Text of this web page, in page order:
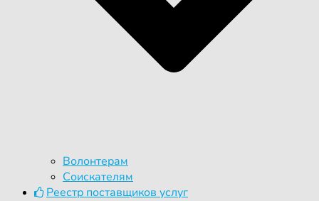
Волонтерам
Соискателям
Реестр поставщиков услуг